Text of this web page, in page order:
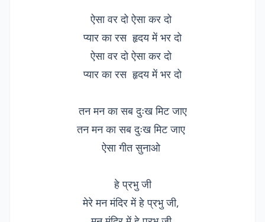
ऐसा वर दो ऐसा कर दो
प्यार का रस हृदय में भर दो
ऐसा वर दो ऐसा कर दो
प्यार का रस हृदय में भर दो
तन मन का सब दुःख मिट जाए
तन मन का सब दुःख मिट जाए
ऐसा गीत सुनाओ
हे प्रभु जी
मेरे मन मंदिर में हे प्रभु जी,